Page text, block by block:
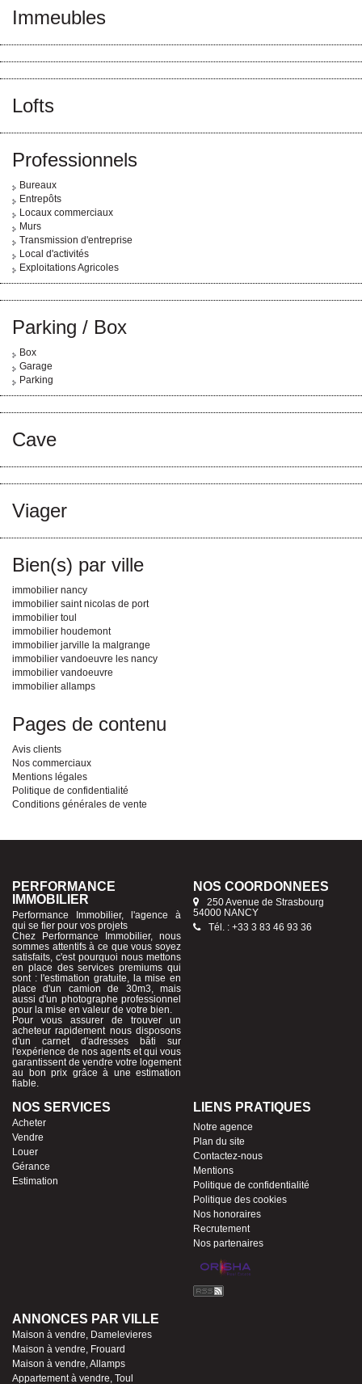
Immeubles
Lofts
Professionnels
Bureaux
Entrepôts
Locaux commerciaux
Murs
Transmission d'entreprise
Local d'activités
Exploitations Agricoles
Parking / Box
Box
Garage
Parking
Cave
Viager
Bien(s) par ville
immobilier nancy
immobilier saint nicolas de port
immobilier toul
immobilier houdemont
immobilier jarville la malgrange
immobilier vandoeuvre les nancy
immobilier vandoeuvre
immobilier allamps
Pages de contenu
Avis clients
Nos commerciaux
Mentions légales
Politique de confidentialité
Conditions générales de vente
PERFORMANCE
IMMOBILIER
Performance Immobilier, l'agence à
qui se fier pour vos projets
Chez Performance Immobilier, nous
sommes attentifs à ce que vous soyez
satisfaits, c'est pourquoi nous mettons
en place des services premiums qui
sont : l'estimation gratuite, la mise en
place d'un camion de 30m3, mais
aussi d'un photographe professionnel
pour la mise en valeur de votre bien.
Pour vous assurer de trouver un
acheteur rapidement nous disposons
d'un carnet d'adresses bâti sur
l'expérience de nos agents et qui vous
garantissent de vendre votre logement
au bon prix grâce à une estimation
fiable.
NOS COORDONNÉES
250 Avenue de Strasbourg
54000 NANCY
Tél. : +33 3 83 46 93 36
NOS SERVICES
Acheter
Vendre
Louer
Gérance
Estimation
LIENS PRATIQUES
Notre agence
Plan du site
Contactez-nous
Mentions
Politique de confidentialité
Politique des cookies
Nos honoraires
Recrutement
Nos partenaires
ANNONCES PAR VILLE
Maison à vendre, Damelevieres
Maison à vendre, Frouard
Maison à vendre, Allamps
Appartement à vendre, Toul